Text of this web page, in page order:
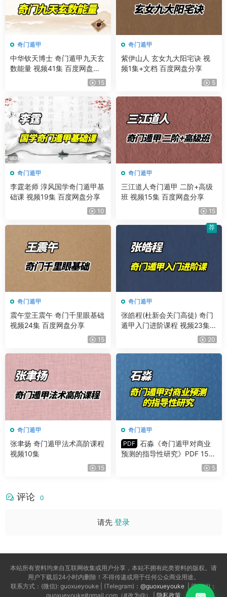
奇门遁甲
中华钦天博士 奇门遁甲九天玄
数能量 视频41集 百度网盘分
15
奇门遁甲
紫伊山人 玄女九大阳宅诀 视
频1集+文档 百度网盘分享
5
奇门遁甲
李霆老师 淳风国学奇门遁甲基
础课 视频19集 百度网盘分享
10
奇门遁甲
三江道人奇门遁甲 二阶+高级
班 视频15集 百度网盘分享
15
奇门遁甲
震午堂王震午 奇门千里眼基础
视频24集 百度网盘分享
15
奇门遁甲
张皓程(杜新会关门高徒) 奇门
遁甲入门进阶课程 视频23集
20
荐
奇门遁甲
张聿扬 奇门遁甲法术高阶课程
视频10集
15
奇门遁甲
PDF 石淼《奇门遁甲对商业
预测的指导性研究》PDF 150
5
评论 0
请先 登录
本站所有资料均来自互联网收集或用户分享，本站不拥有此类资料的版权。请
用户下载后24小时内删除！不得传递或用于任何公众商业用途。
联系方式：(微信): guoxueyouke | (Telegram)： @guoxueyouke | (Email)：
guoxueyouke#gmail.com（#改为@） | 隐私政策